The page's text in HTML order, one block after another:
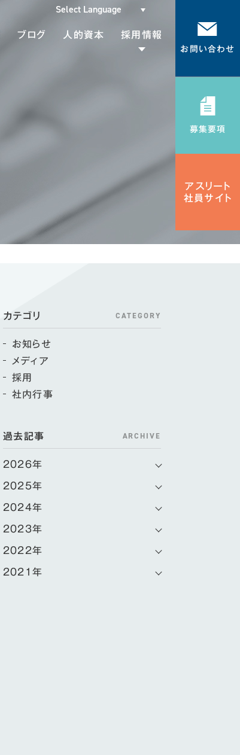
ブログ 人的資本 採用情報
お問い合わせ
募集要項
アスリート
社員サイト
カテゴリ CATEGORY
お知らせ
メディア
採用
社内行事
過去記事 ARCHIVE
2026年
2025年
2024年
2023年
2022年
2021年